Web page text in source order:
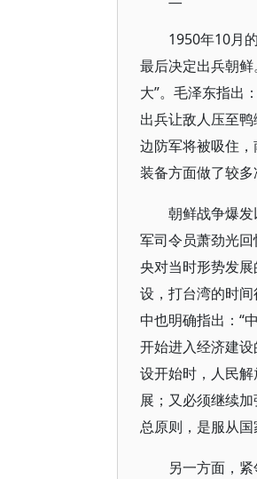
1950年10月
最后决定出兵朝
大”。毛泽东指出
出兵让敌人压至
边防军将被吸住
装备方面做了较多
朝鲜战争爆
军司令员萧劲光
央对当时形势发
设，打台湾的时
中也明确指出：“
开始进入经济建
设开始时，人民
展；又必须继续
总原则，是服从国
另一方面，